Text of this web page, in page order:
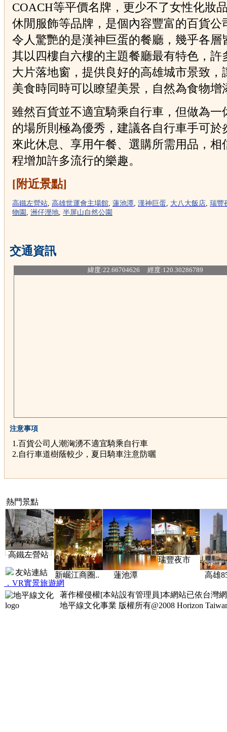
COACH等平價名牌，更少不了女性化妝
休閒服飾等品牌，是個內容豐富的百貨公
令人驚艷的是漢神巨蛋的餐廳，幾乎各層
其以四樓自六樓的主題餐廳最有特色，許
大片落地窗，提供良好的高雄城市景致，
美食時同時可以瞭望美景，自然為食物增
雖然百貨並不適宜騎乘自行車，但做為一
的場所則極為優秀，建議各自行車手可於
來此休息、享用午餐、選購所需用品，相
程增加許多流行的樂趣。
[附近景點]
高鐵左營站, 高雄世運會主場館, 蓮池潭, 漢神巨蛋, 大八大飯店, 瑞豐
物園 , 洲仔溼地, 半屏山自然公園
交通資訊
緯度:22.66704626 經度:120.30286789
注意事項
1.百貨公司人潮洶湧不適宜騎乘自行車
2.自行車道樹蔭較少，夏日騎車注意防曬
熱門景點
高鐵左營站
新崛江商圈.. 蓮池潭
瑞豐夜市
高雄
友站連結
．VR實景旅遊網
著作權侵權[本站設有管理員]本網站已依台灣
地平線文化事業 版權所有@2008 Horizon